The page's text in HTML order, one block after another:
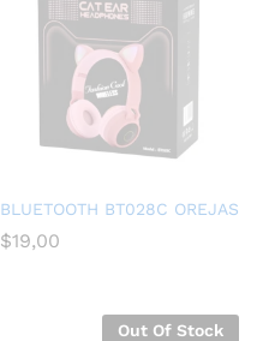
BLUETOOTH BT028C OREJAS
$19,00
Out Of Stock